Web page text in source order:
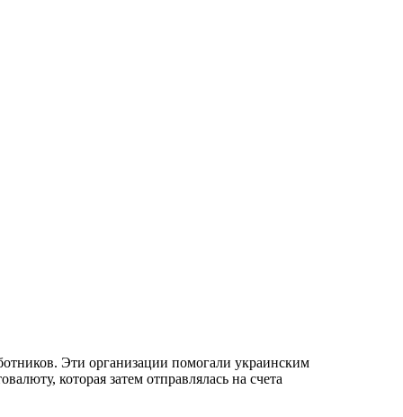
Эти организации помогали украинским
которая затем отправлялась на счета